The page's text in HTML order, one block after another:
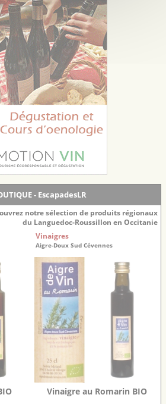
- EscapadesLR
notre sélection de produits régionaux
du Languedoc-Roussillon en Occitanie
Vinaigres
Aigre-Doux Sud Cévennes
Vinaigre au Romarin BIO